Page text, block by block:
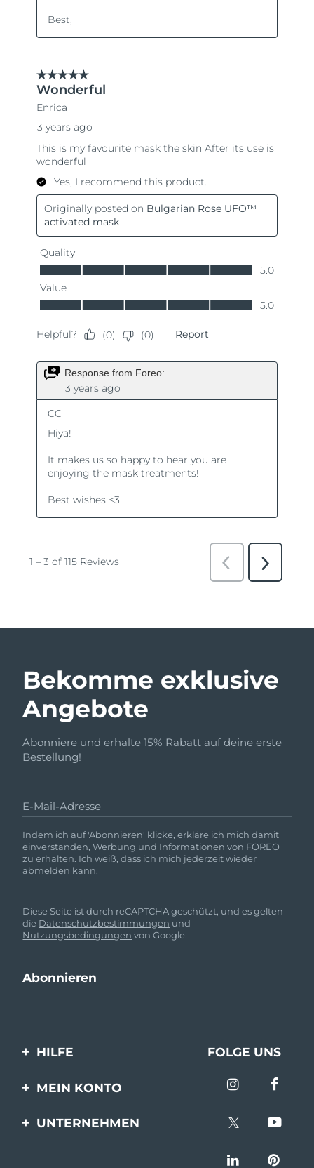
Bekomme exklusive
Angebote
Abonniere und erhalte 15% Rabatt auf deine erste
Bestellung!
E-Mail-Adresse
Indem ich auf 'Abonnieren' klicke, erkläre ich mich damit
einverstanden, Werbung und Informationen von FOREO
zu erhalten. Ich weiß, dass ich mich jederzeit wieder
abmelden kann.
Diese Seite ist durch reCAPTCHA geschützt, und es gelten
die Datenschutzbestimmungen und
Nutzungsbedingungen von Google.
HILFE
Kontaktiere uns
FOLGE UNS
MEIN KONTO
Produkt registrieren
UNTERNEHMEN